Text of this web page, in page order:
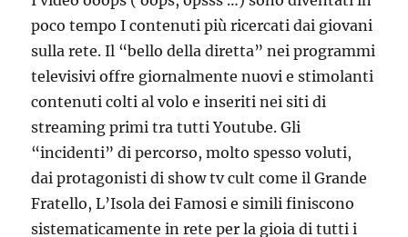
poco tempo I contenuti più ricercati dai giovani
sulla rete. Il “bello della diretta” nei programmi
televisivi offre giornalmente nuovi e stimolanti
contenuti colti al volo e inseriti nei siti di
streaming primi tra tutti Youtube. Gli
“incidenti” di percorso, molto spesso voluti,
dai protagonisti di show tv cult come il Grande
Fratello, L’Isola dei Famosi e simili finiscono
sistematicamente in rete per la gioia di tutti i